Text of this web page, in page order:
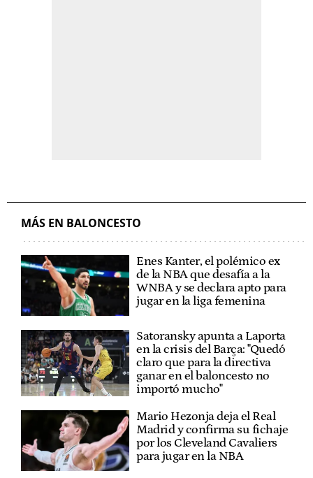
MÁS EN BALONCESTO
Enes Kanter, el polémico ex
de la NBA que desafía a la
WNBA y se declara apto para
jugar en la liga femenina
Satoransky apunta a Laporta
en la crisis del Barça: "Quedó
claro que para la directiva
ganar en el baloncesto no
importó mucho"
Mario Hezonja deja el Real
Madrid y confirma su fichaje
por los Cleveland Cavaliers
para jugar en la NBA